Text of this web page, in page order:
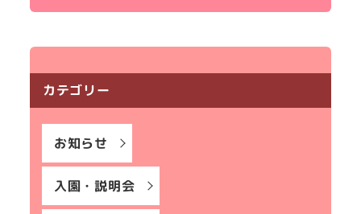
カテゴリー
お知らせ
入園・説明会